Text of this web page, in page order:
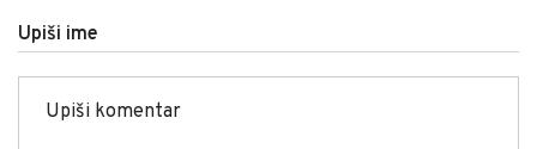
Upiši ime